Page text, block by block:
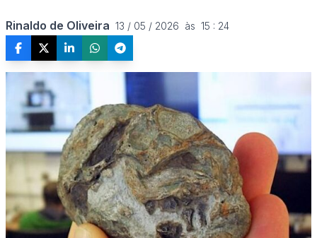
Rinaldo de Oliveira 13 / 05 / 2026  às  15 : 24